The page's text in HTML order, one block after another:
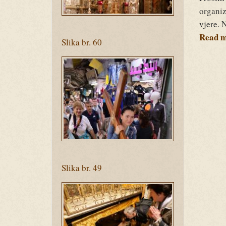
Slika br. 60
Ziua
3
(159).jpg
Slika br. 49
Ziua
2
vjere.
Read